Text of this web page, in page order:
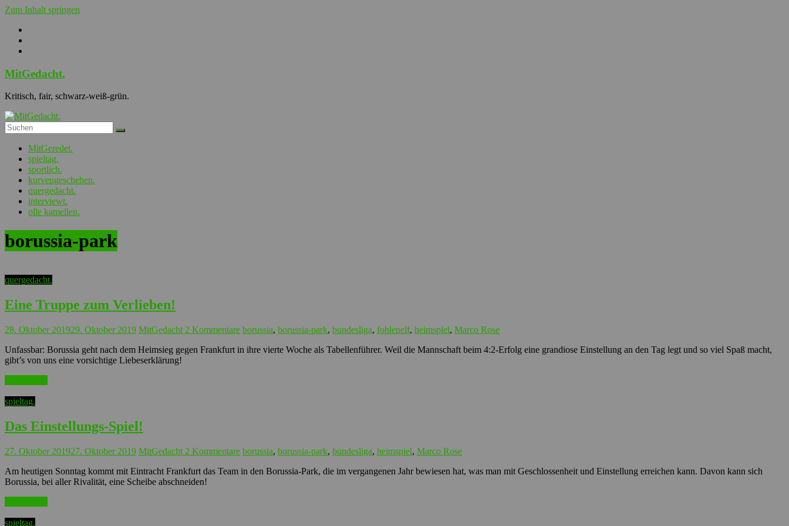
Zum Inhalt springen
MitGedacht.
Kritisch, fair, schwarz-weiß-grün.
MitGeredet.
spieltag.
sportlich.
kurvengeschehen.
quergedacht.
interviewt.
olle kamellen.
borussia-park
quergedacht.
Eine Truppe zum Verlieben!
28. Oktober 201929. Oktober 2019 MitGedacht 2 Kommentare borussia, borussia-park, bundesliga, fohlenelf, heimspiel, Marco Rose
Unfassbar: Borussia geht nach dem Heimsieg gegen Frankfurt in ihre vierte Woche als Tabellenführer. Weil die Mannschaft beim 4:2-Erfolg eine grandiose Einstellung an den Tag legt und so viel Spaß macht,
gibt’s von uns eine vorsichtige Liebeserklärung!
spieltag.
Das Einstellungs-Spiel!
27. Oktober 201927. Oktober 2019 MitGedacht 2 Kommentare borussia, borussia-park, bundesliga, heimspiel, Marco Rose
Am heutigen Sonntag kommt mit Eintracht Frankfurt das Team in den Borussia-Park, die im vergangenen Jahr bewiesen hat, was man mit Geschlossenheit und Einstellung erreichen kann. Davon kann sich
Borussia, bei aller Rivalität, eine Scheibe abschneiden!
spieltag.